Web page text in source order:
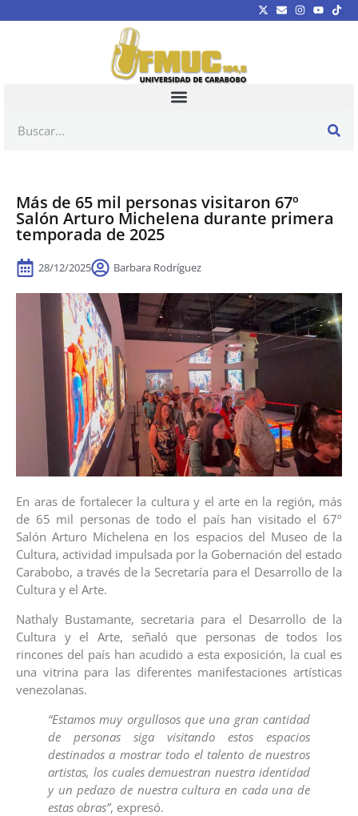
Más de 65 mil personas visitaron 67º
Salón Arturo Michelena durante primera
temporada de 2025
28/12/2025 Barbara Rodríguez
En aras de fortalecer la cultura y el arte en la región, más
de 65 mil personas de todo el país han visitado el 67º
Salón Arturo Michelena en los espacios del Museo de la
Cultura, actividad impulsada por la Gobernación del estado
Carabobo, a través de la Secretaría para el Desarrollo de la
Cultura y el Arte.
Nathaly Bustamante, secretaria para el Desarrollo de la
Cultura y el Arte, señaló que personas de todos los
rincones del país han acudido a esta exposición, la cual es
una vitrina para las diferentes manifestaciones artísticas
venezolanas.
“Estamos muy orgullosos que una gran cantidad
de personas siga visitando estos espacios
destinados a mostrar todo el talento de nuestros
artistas, los cuales demuestran nuestra identidad
y un pedazo de nuestra cultura en cada una de
estas obras”, expresó.